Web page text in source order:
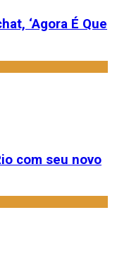
‘Agora É Que
com seu novo